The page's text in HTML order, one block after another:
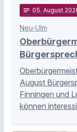
notes 05. August
Neu-Ulm
August
Finningen und
können